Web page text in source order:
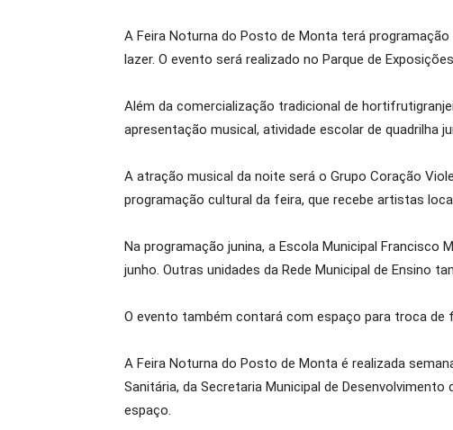
A Feira Noturna do Posto de Monta terá
lazer. O evento será realizado no Parque de
Além da comercialização tradicional de
apresentação musical, atividade escolar de quadrilha
A atração musical da noite será o Grupo Coração
programação cultural da feira, que recebe artistas
Na programação junina, a Escola Municipal
junho. Outras unidades da Rede Municipal de Ensino
O evento também contará com espaço para troca de
A Feira Noturna do Posto de Monta é realizada
Sanitária, da Secretaria Municipal de
espaço.